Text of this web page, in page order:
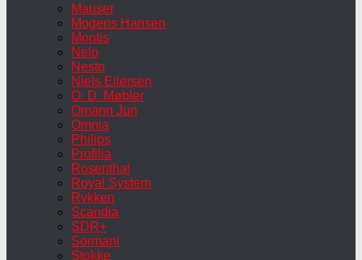
Mauser
Mogens Hansen
Montis
Nelo
Nesto
Niels Eilersen
O. D. Møbler
Omann Jun
Omnia
Philips
Profilia
Rosenthal
Royal System
Rykken
Scandia
SDR+
Sormani
Stokke